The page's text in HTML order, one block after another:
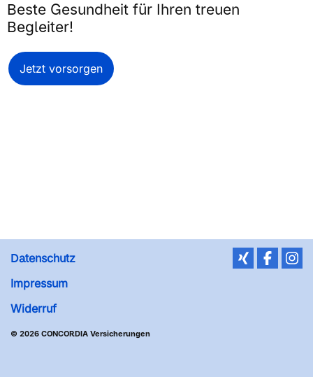
Beste Gesundheit für Ihren treuen
Begleiter!
Jetzt vorsorgen
Datenschutz
Impressum
Widerruf
© 2026 CONCORDIA Versicherungen